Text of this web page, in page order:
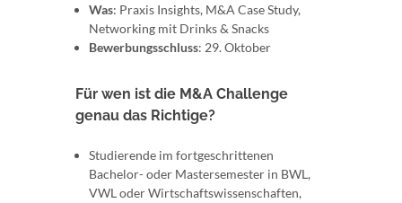
Was: Praxis Insights, M&A Case Study,
Networking mit Drinks & Snacks
Bewerbungsschluss: 29. Oktober
Für wen ist die M&A Challenge
genau das Richtige?
Studierende im fortgeschrittenen
Bachelor- oder Mastersemester in BWL,
VWL oder Wirtschaftswissenschaften,